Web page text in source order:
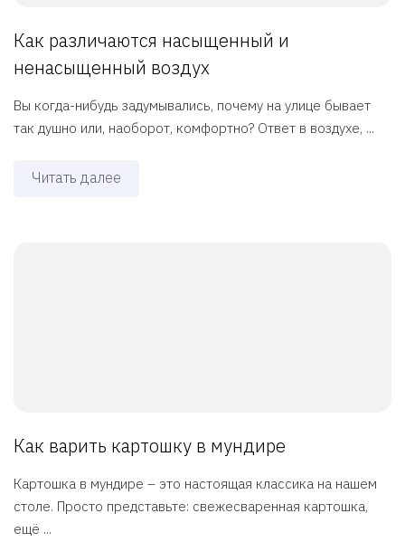
Как различаются насыщенный и
ненасыщенный воздух
Вы когда-нибудь задумывались, почему на улице бывает
так душно или, наоборот, комфортно? Ответ в воздухе, ...
Читать далее
Как варить картошку в мундире
Картошка в мундире – это настоящая классика на нашем
столе. Просто представьте: свежесваренная картошка,
ещё ...